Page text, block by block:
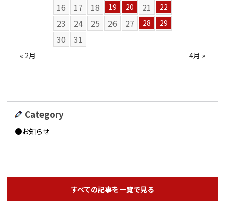
16
17 18 19 20 21 22
23 24 25 26 27 28 29
30 31
« 2月 4月 »
Category
お知らせ
すべての記事を一覧で見る